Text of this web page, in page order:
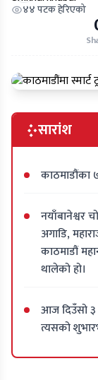
४४ पटक हेरिएको
सारांश
काठमाडौंका
नयाँबानेश्वर
अगाडि,
काठमाडौं
थालेको हो।
आज दिउँसो ३
त्यसको